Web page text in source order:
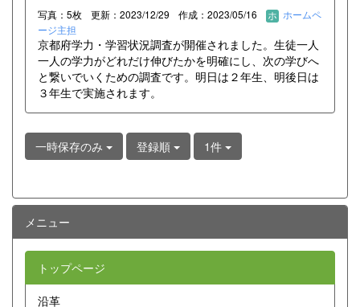
写真：5枚 更新：2023/12/29 作成：2023/05/16
ホームペ
ージ主担
京都府学力・学習状況調査が開催されました。生徒一人
一人の学力がどれだけ伸びたかを明確にし、次の学びへ
と繋いでいくための調査です。明日は２年生、明後日は
３年生で実施されます。
一時保存のみ 登録順 1件
メニュー
トップページ
沿革